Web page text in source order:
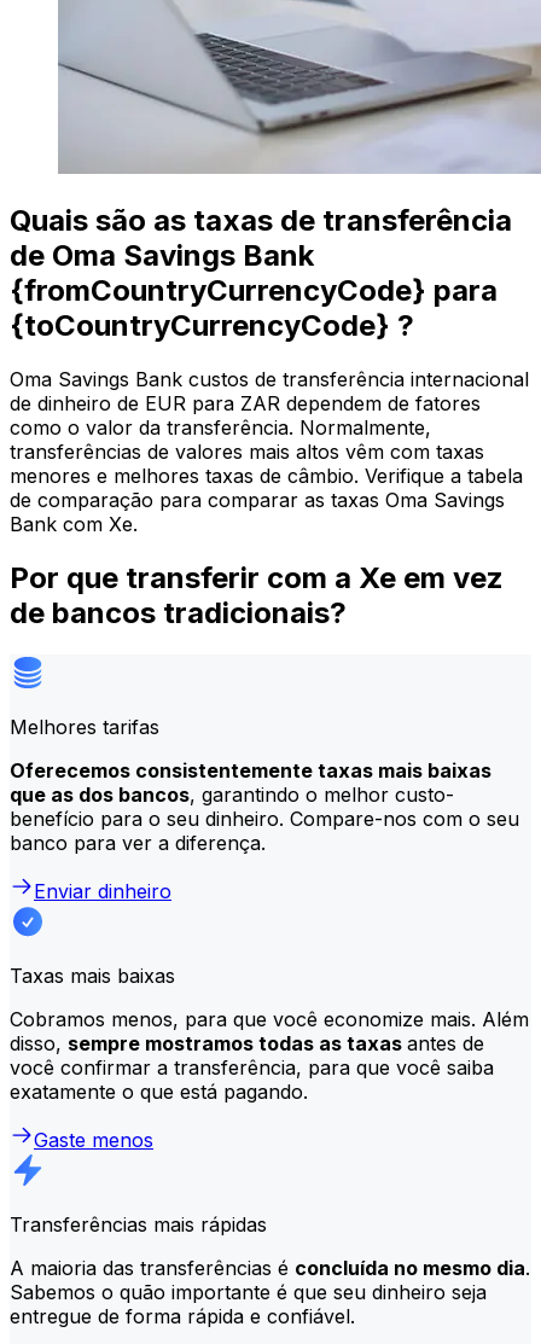
Quais são as taxas de transferência
de Oma Savings Bank
{fromCountryCurrencyCode} para
{toCountryCurrencyCode} ?
Oma Savings Bank custos de transferência internacional
de dinheiro de EUR para ZAR dependem de fatores
como o valor da transferência. Normalmente,
transferências de valores mais altos vêm com taxas
menores e melhores taxas de câmbio. Verifique a tabela
de comparação para comparar as taxas Oma Savings
Bank com Xe.
Por que transferir com a Xe em vez
de bancos tradicionais?
Melhores tarifas
Oferecemos consistentemente taxas mais baixas
que as dos bancos, garantindo o melhor custo-
benefício para o seu dinheiro. Compare-nos com o seu
banco para ver a diferença.
Enviar dinheiro
Taxas mais baixas
Cobramos menos, para que você economize mais. Além
disso, sempre mostramos todas as taxas antes de
você confirmar a transferência, para que você saiba
exatamente o que está pagando.
Gaste menos
Transferências mais rápidas
A maioria das transferências é concluída no mesmo dia.
Sabemos o quão importante é que seu dinheiro seja
entregue de forma rápida e confiável.